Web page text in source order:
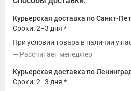
Курьерская доставка по Санкт-
Сроки: 2–3 дня *
При условии товара в наличии у
Рассчитает менеджер
Курьерская доставка по
Сроки: 2–3 дня *